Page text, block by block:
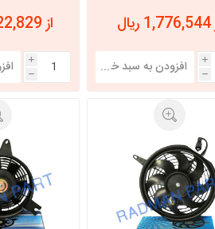
i
h
از 11,522,829 ریال
i
h